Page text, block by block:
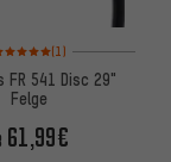
5 von 5
(1)
FR 541 Disc 29"
Felge
61,99€